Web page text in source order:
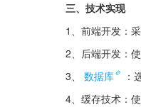
三、技术实现
1、前端开发：
2、后端开发：
3、
数据库 ：
4、缓存技术：